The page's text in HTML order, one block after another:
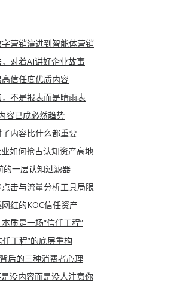
营销演进到智能体营销
对着AI讲好企业故事
信任度优质内容
不是报表而是晴雨表
容已成必然趋势
内容比什么都重要
如何抢占认知资产高地
的一层认知过滤器
击与流量分析工具局限
红的KOC信任资产
质是一场“信任工程”
任工程”的底层重构
后的三种消费者心理
没内容而是没人注意你